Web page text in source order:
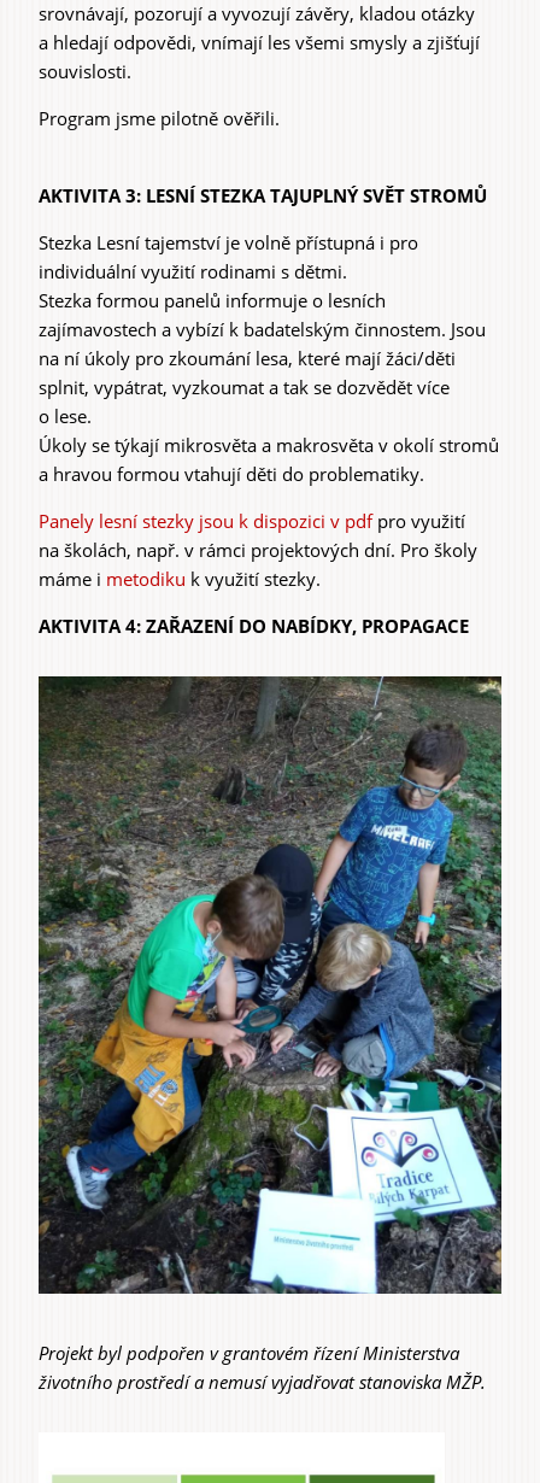
srovnávají, pozorují a vyvozují závěry, kladou otázky
a hledají odpovědi, vnímají les všemi smysly a zjišťují
souvislosti.
Program jsme pilotně ověřili.
AKTIVITA 3: LESNÍ STEZKA TAJUPLNÝ SVĚT STROMŮ
Stezka Lesní tajemství je volně přístupná i pro
individuální využití rodinami s dětmi.
Stezka formou panelů informuje o lesních
zajímavostech a vybízí k badatelským činnostem. Jsou
na ní úkoly pro zkoumání lesa, které mají žáci/děti
splnit, vypátrat, vyzkoumat a tak se dozvědět více
o lese.
Úkoly se týkají mikrosvěta a makrosvěta v okolí stromů
a hravou formou vtahují děti do problematiky.
Panely lesní stezky jsou k dispozici v pdf pro využití
na školách, např. v rámci projektových dní. Pro školy
máme i metodiku k využití stezky.
AKTIVITA 4: ZAŘAZENÍ DO NABÍDKY, PROPAGACE
Projekt byl podpořen v grantovém řízení Ministerstva
životního prostředí a nemusí vyjadřovat stanoviska MŽP.